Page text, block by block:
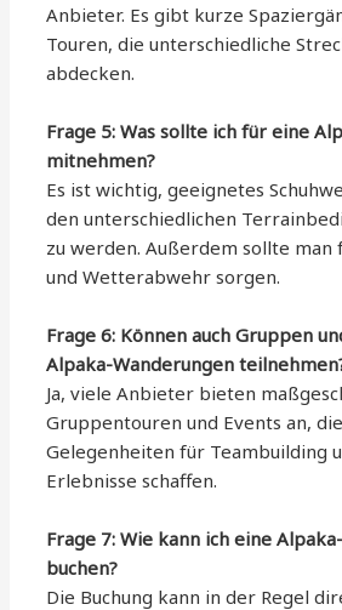
Anbieter. Es gibt kurze
Touren, die unterschiedliche
abdecken.
Frage 5: Was sollte ich für eine
mitnehmen?
Es ist wichtig, geeignetes
den unterschiedlichen
zu werden. Außerdem sollte man
und Wetterabwehr sorgen.
Frage 6: Können auch Gruppen
Alpaka-Wanderungen
Ja, viele Anbieter bieten
Gruppentouren und Events an,
Gelegenheiten für Teambuilding
Erlebnisse schaffen.
Frage 7: Wie kann ich eine
buchen?
Die Buchung kann in der Regel